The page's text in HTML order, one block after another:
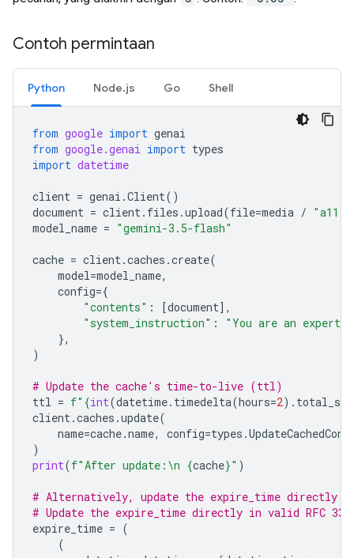
Contoh permintaan
Python Node.js Go Shell
from google import genai
from google.genai import types
import datetime
client = genai .Client()
document = client. files .upload(file=media /
model_name = "gemini-3.5-flash"
cache = client.caches .create(
model=model_name,
config={
"contents" : [document],
"system_instruction" :
"You are an expert
},
)
# Update the cache's time-to-live (ttl)
ttl = f" {int(datetime. timedelta(hours=2) .
client.caches .update(
name=cache.name, config=types .
)
print(f"After update: \n {cache}" )
# Alternatively, update the expire_time directly
# Update the expire_time directly in valid RFC
expire_time = (
(